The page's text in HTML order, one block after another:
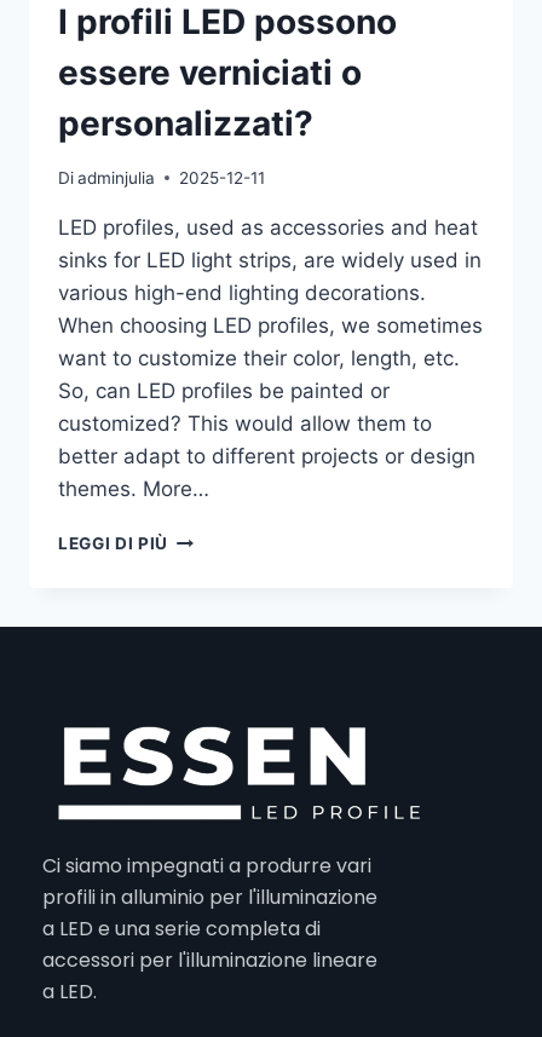
I profili LED possono
essere verniciati o
personalizzati?
Diadminjulia 2025-12-11
LED profiles, used as accessories and heat
sinks for LED light strips, are widely used in
various high-end lighting decorations.
When choosing LED profiles, we sometimes
want to customize their color, length, etc.
So, can LED profiles be painted or
customized? This would allow them to
better adapt to different projects or design
themes. More…
LEGGI DI PIÙ
Ci siamo impegnati a produrre vari
profili in alluminio per l'illuminazione
a LED e una serie completa di
accessori per l'illuminazione lineare
a LED.